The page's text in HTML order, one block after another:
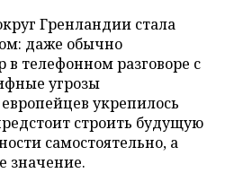
Гренландии стала
даже обычно
телефонном разговоре с
угрозы
укрепилось
строить будущую
самостоятельно, а
значение.